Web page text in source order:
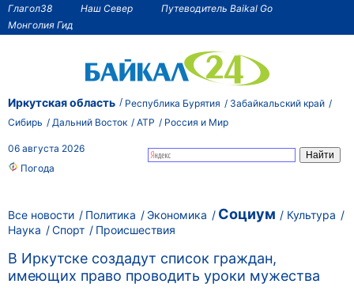
Глагол38 Наш Север
Путеводитель Baikal Go
Монголия Гид
Иркутская область Республика Бурятия
Забайкальский край
Сибирь
Дальний Восток АТР Россия и Мир
06 августа 2026
Погода
Все новости Политика Экономика Социум
Культура
Наука
Спорт Происшествия
В Иркутске создадут список граждан,
имеющих право проводить уроки мужества